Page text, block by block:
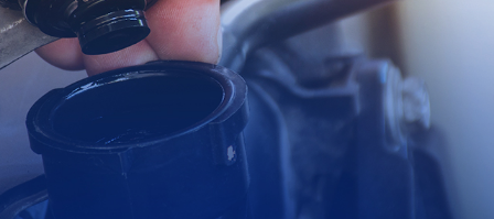
MOTOCICLETAS AUTOS DE CARRERAS